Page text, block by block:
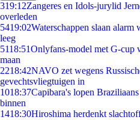
319:12Zangeres en Idols-jurylid
overleden
5419:02Waterschappen slaan alarm
leeg
5118:51Onlyfans-model met G-cup
maan
2218:42NAVO zet wegens
gevechtsvliegtuigen in
1018:37Capibara's lopen
binnen
1418:30Hiroshima herdenkt